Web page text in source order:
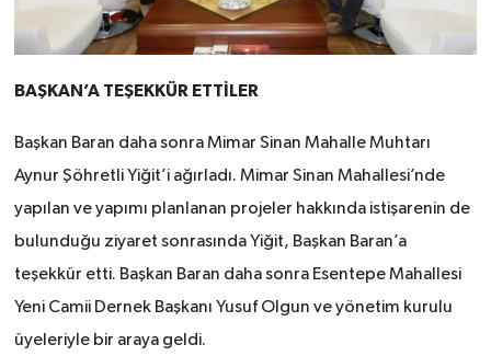
BAŞKAN’A TEŞEKKÜR ETTİLER
Başkan Baran daha sonra Mimar Sinan Mahalle Muhtarı
Aynur Şöhretli Yiğit’i ağırladı. Mimar Sinan Mahallesi’nde
yapılan ve yapımı planlanan projeler hakkında istişarenin de
bulunduğu ziyaret sonrasında Yiğit, Başkan Baran’a
teşekkür etti. Başkan Baran daha sonra Esentepe Mahallesi
Yeni Camii Dernek Başkanı Yusuf Olgun ve yönetim kurulu
üyeleriyle bir araya geldi.